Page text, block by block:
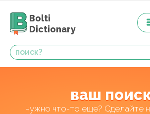
Bolti
Dictionary
ваш
нужно что-то еще? Сделайте